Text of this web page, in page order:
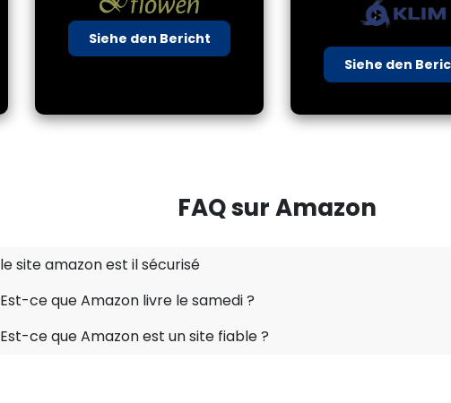
Siehe den Bericht
Siehe den
FAQ sur Amazon
le site amazon est il sécurisé
Est-ce que Amazon livre le samedi ?
Est-ce que Amazon est un site fiable ?